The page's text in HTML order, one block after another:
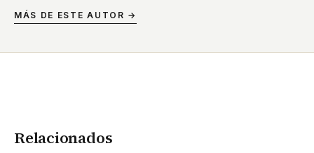
MÁS DE ESTE AUTOR →
Relacionados